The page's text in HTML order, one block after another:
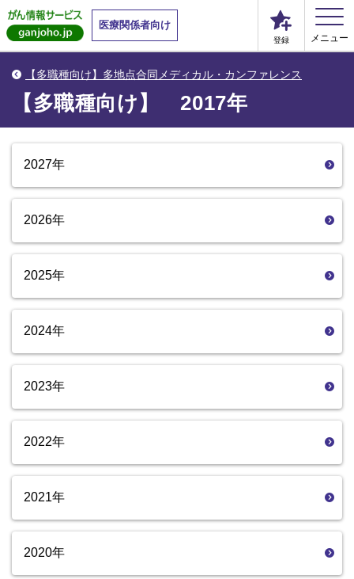
医療関係者向け
登録 メニュー
【多職種向け】多地点合同メディカル・カンファレンス
【多職種向け】 2017年
2027年
2026年
2025年
2024年
2023年
2022年
2021年
2020年